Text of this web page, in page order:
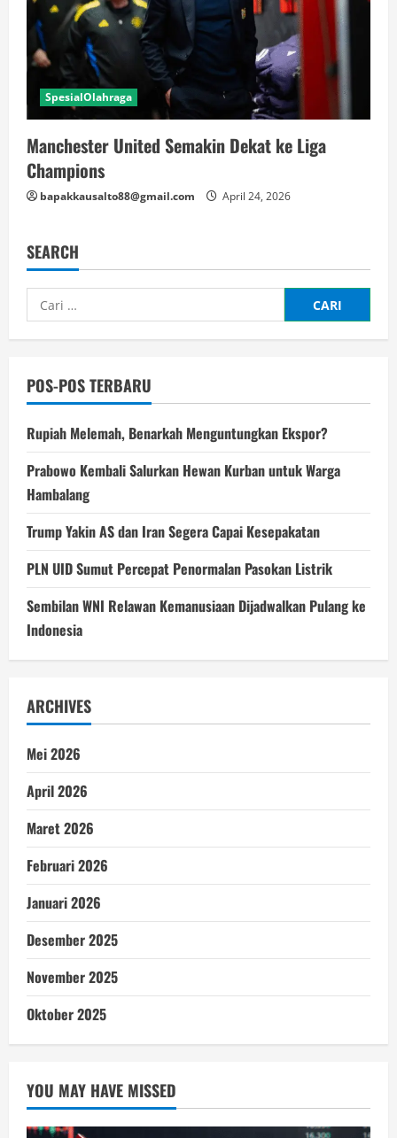
SpesialOlahraga
Manchester United Semakin Dekat ke Liga
Champions
bapakkausalto88@gmail.com April 24, 2026
SEARCH
Cari
untuk:
POS-POS TERBARU
Rupiah Melemah, Benarkah Menguntungkan Ekspor?
Prabowo Kembali Salurkan Hewan Kurban untuk Warga
Hambalang
Trump Yakin AS dan Iran Segera Capai Kesepakatan
PLN UID Sumut Percepat Penormalan Pasokan Listrik
Sembilan WNI Relawan Kemanusiaan Dijadwalkan Pulang ke
Indonesia
ARCHIVES
Mei 2026
April 2026
Maret 2026
Februari 2026
Januari 2026
Desember 2025
November 2025
Oktober 2025
YOU MAY HAVE MISSED